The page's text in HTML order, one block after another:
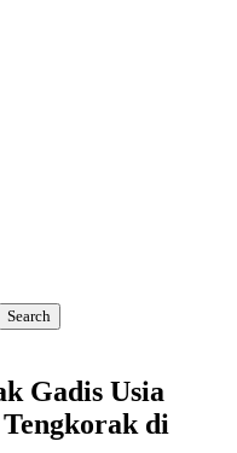
Gadis Usia
di